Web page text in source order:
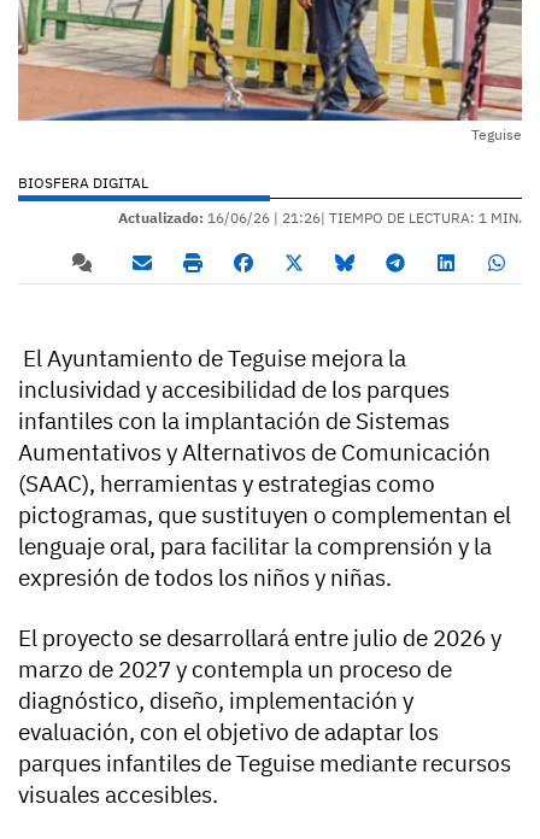
Teguise
BIOSFERA DIGITAL
Actualizado: 16/06/26 | 21:26| TIEMPO DE LECTURA: 1 MIN.
El Ayuntamiento de Teguise mejora la
inclusividad y accesibilidad de los parques
infantiles con la implantación de Sistemas
Aumentativos y Alternativos de Comunicación
(SAAC), herramientas y estrategias como
pictogramas, que sustituyen o complementan el
lenguaje oral, para facilitar la comprensión y la
expresión de todos los niños y niñas.
El proyecto se desarrollará entre julio de 2026 y
marzo de 2027 y contempla un proceso de
diagnóstico, diseño, implementación y
evaluación, con el objetivo de adaptar los
parques infantiles de Teguise mediante recursos
visuales accesibles.